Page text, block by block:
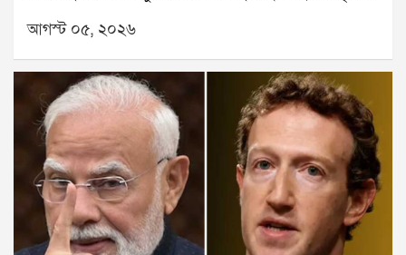
বিদেশি সংবাদমাধ্যমের উপর কড়া নিয়ন্ত্রণ আরোপ করল
পাকিস্তান সরকার। নতুন নির্দেশ অনুযায়ী, সরকারি অনুমতি
ছাড়া দেশের নির্দিষ্ট এলাকায় কোনও বিদেশি সংবাদমাধ্যম বা
সাংবাদিক খবর সংগ্রহ করতে পারবেন না।পাকিস্তানের তথ্য ও
সম্প্রচার মন্ত্রণালয় জানিয়েছে, এই নিয়ম আন্তর্জাতিক
সংবাদপত্র, টেলিভিশন, ডিজিটাল সংবাদমাধ্যম, ওয়েবভিত্তিক
প্ল্যাটফর্ম এবং সামাজিক মাধ্যমের ক্ষেত্রেও সমানভাবে
প্রযোজ্য হবে। বিদেশি সংবাদমাধ্যমকে আগে সরকারি নিবন্ধন
করতে হবে। অনুমোদন পাওয়ার পরেই তারা নির্দিষ্ট এলাকায়
রিপোর্ট করার সুযোগ পাবেন।সরকারি নির্দেশে আরও বলা
হয়েছে, বিদেশি সাংবাদিক কোথায় যাচ্ছেন, কার সঙ্গে কথা
আগস্ট ০৫, ২০২৬